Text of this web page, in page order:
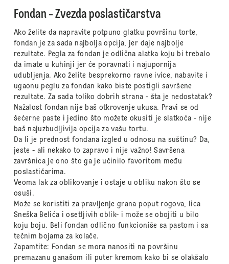
Fondan - Zvezda poslastičarstva
Ako želite da napravite potpuno glatku površinu torte,
fondan je za sada najbolja opcija, jer daje najbolje
rezultate. Pegla za fondan je odlična alatka koju bi trebalo
da imate u kuhinji jer će poravnati i najupornija
udubljenja. Ako želite besprekorno ravne ivice, nabavite i
ugaonu peglu za fondan kako biste postigli savršene
rezultate. Za sada toliko dobrih strana - šta je nedostatak?
Nažalost fondan nije baš otkrovenje ukusa. Pravi se od
šećerne paste i jedino što možete okusiti je slatkoća - nije
baš najuzbudljivija opcija za vašu tortu.
Da li je prednost fondana izgled u odnosu na suštinu? Da,
jeste - ali nekako to zapravo i nije važno! Savršena
završnica je ono što ga je učinilo favoritom među
poslastičarima.
Veoma lak za oblikovanje i ostaje u obliku nakon što se
osuši.
Može se koristiti za pravljenje grana poput rogova, lica
Sneška Belića i osetljivih oblik- i može se obojiti u bilo
koju boju. Beli fondan odlično funkcioniše sa pastom i sa
tečnim bojama za kolače.
Zapamtite: Fondan se mora nanositi na površinu
premazanu ganašom ili puter kremom kako bi se olakšalo